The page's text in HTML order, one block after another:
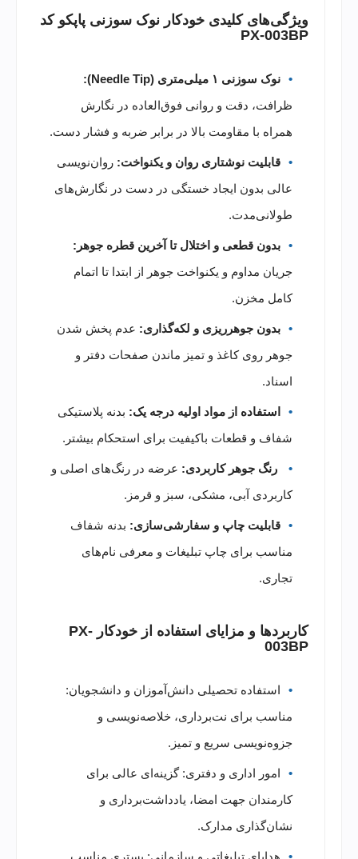
ویژگی‌های کلیدی خودکار نوک سوزنی پاپکو کد
PX-003BP
نوک سوزنی ۱ میلی‌متری (Needle Tip):
ظرافت، دقت و روانی فوق‌العاده در نگارش
همراه با مقاومت بالا در برابر ضربه و فشار دست.
قابلیت نوشتاری روان و یکنواخت: روان‌نویسی
عالی بدون ایجاد خستگی در دست در نگارش‌های
طولانی‌مدت.
بدون قطعی و اختلال تا آخرین قطره جوهر:
جریان مداوم و یکنواخت جوهر از ابتدا تا اتمام
کامل مخزن.
بدون جوهرریزی و لکه‌گذاری: عدم پخش شدن
جوهر روی کاغذ و تمیز ماندن صفحات دفتر و
اسناد.
استفاده از مواد اولیه درجه یک: بدنه پلاستیکی
شفاف و قطعات باکیفیت برای استحکام بیشتر.
رنگ جوهر کاربردی: عرضه در رنگ‌های اصلی و
کاربردی آبی، مشکی، سبز و قرمز.
قابلیت چاپ و سفارشی‌سازی: بدنه شفاف
مناسب برای چاپ تبلیغات و معرفی نام‌های
تجاری.
کاربردها و مزایای استفاده از خودکار PX-
003BP
استفاده تحصیلی دانش‌آموزان و دانشجویان:
مناسب برای نت‌برداری، خلاصه‌نویسی و
جزوه‌نویسی سریع و تمیز.
امور اداری و دفتری: گزینه‌ای عالی برای
کارمندان جهت امضا، یادداشت‌برداری و
نشان‌گذاری مدارک.